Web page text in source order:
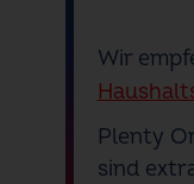
Wir
Plenty
sind